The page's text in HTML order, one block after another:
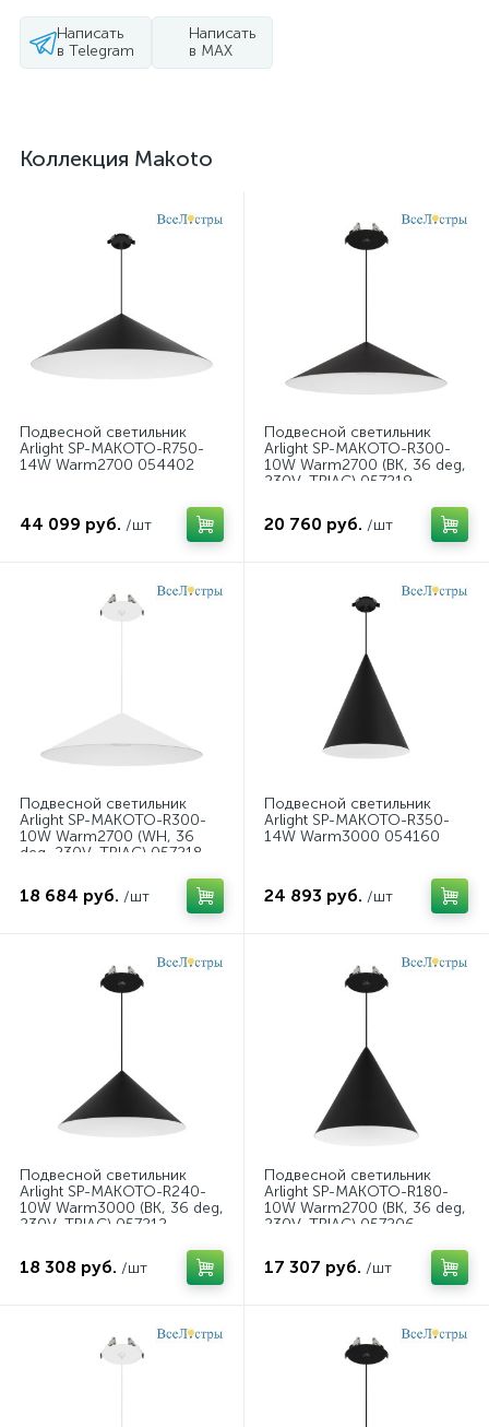
Написать
в Telegram
Написать
в MAX
Коллекция Makoto
Подвесной светильник
Arlight SP-MAKOTO-R750-
14W Warm2700 054402
44 099 руб. /шт
Подвесной светильник
Arlight SP-MAKOTO-R300-
10W Warm2700 (BK, 36 deg,
230V, TRIAC) 057219
20 760 руб. /шт
Подвесной светильник
Arlight SP-MAKOTO-R300-
10W Warm2700 (WH, 36
deg, 230V, TRIAC) 057218
18 684 руб. /шт
Подвесной светильник
Arlight SP-MAKOTO-R350-
14W Warm3000 054160
24 893 руб. /шт
Подвесной светильник
Arlight SP-MAKOTO-R240-
10W Warm3000 (BK, 36 deg,
230V, TRIAC) 057212
18 308 руб. /шт
Подвесной светильник
Arlight SP-MAKOTO-R180-
10W Warm2700 (BK, 36 deg,
230V, TRIAC) 057206
17 307 руб. /шт